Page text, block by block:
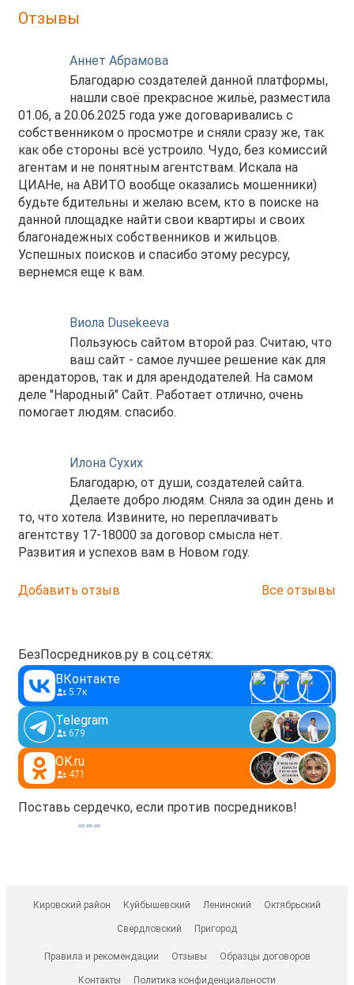
Отзывы
Аннет Абрамова
Благодарю создателей данной платформы,
нашли своё прекрасное жильё, разместила
01.06, а 20.06.2025 года уже договаривались с
собственником о просмотре и сняли сразу же, так
как обе стороны всё устроило. Чудо, без комиссий
агентам и не понятным агентствам. Искала на
ЦИАНе, на АВИТО вообще оказались мошенники)
будьте бдительны и желаю всем, кто в поиске на
данной площадке найти свои квартиры и своих
благонадежных собственников и жильцов.
Успешных поисков и спасибо этому ресурсу,
вернемся еще к вам.
Виола Dusekeeva
Пользуюсь сайтом второй раз. Считаю, что
ваш сайт - самое лучшее решение как для
арендаторов, так и для арендодателей. На самом
деле "Народный" Сайт. Работает отлично, очень
помогает людям. спасибо.
Илона Сухих
Благодарю, от души, создателей сайта.
Делаете добро людям. Сняла за один день и
то, что хотела. Извините, но переплачивать
агентству 17-18000 за договор смысла нет.
Развития и успехов вам в Новом году.
Добавить отзыв Все отзывы
БезПосредников.ру в соц.сетях:
ВКонтакте
5.7к
Telegram
679
OK.ru
471
Поставь сердечко, если против посредников!
Кировский район Куйбышевский Ленинский Октябрьский
Свердловский Пригород
Правила и рекомендации Отзывы Образцы договоров
Контакты Политика конфиденциальности